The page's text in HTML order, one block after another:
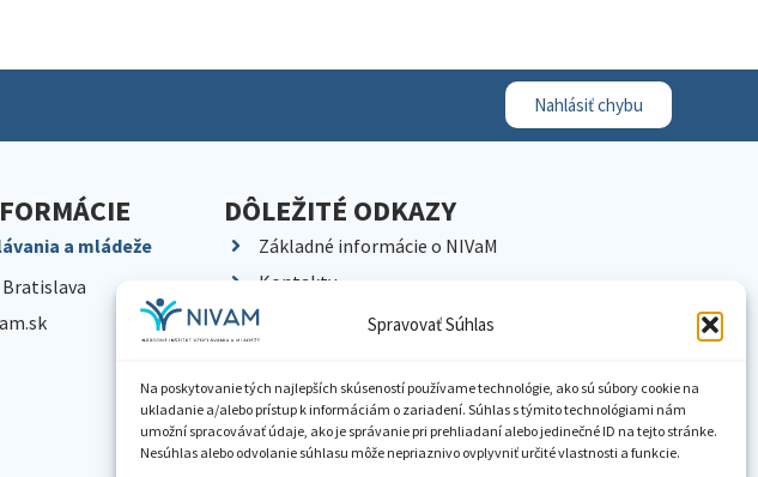
Spravovať Súhlas
Na poskytovanie tých najlepších skúseností používame technológie, ako sú súbory cookie na
ukladanie a/alebo prístup k informáciám o zariadení. Súhlas s týmito technológiami nám
umožní spracovávať údaje, ako je správanie pri prehliadaní alebo jedinečné ID na tejto stránke.
Nesúhlas alebo odvolanie súhlasu môže nepriaznivo ovplyvniť určité vlastnosti a funkcie.
Nahlásiť chybu
a mládeže
Bratislava
DÔLEŽITÉ ODKAZY
Základné informácie o NIVaM
Kontakty
Kariéra
Pracoviská NIVaM
Dokumenty inštitúcie
Knižnica